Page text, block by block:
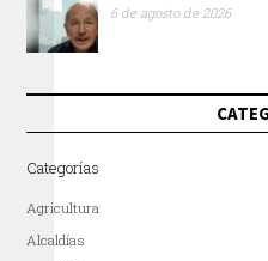
6 de agosto de 2026
Categorías
Agricultura
Alcaldías